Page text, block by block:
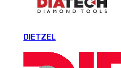
DIETZEL